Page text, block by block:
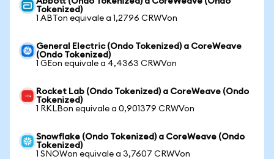
Tokenized)
1 ABTon equivale a 1,2796 CRWVon
General Electric (Ondo Tokenized) a CoreWeave
(Ondo Tokenized)
1 GEon equivale a 4,4363 CRWVon
Rocket Lab (Ondo Tokenized) a CoreWeave (Ondo
Tokenized)
1 RKLBon equivale a 0,901379 CRWVon
Snowflake (Ondo Tokenized) a CoreWeave (Ondo
Tokenized)
1 SNOWon equivale a 3,7607 CRWVon